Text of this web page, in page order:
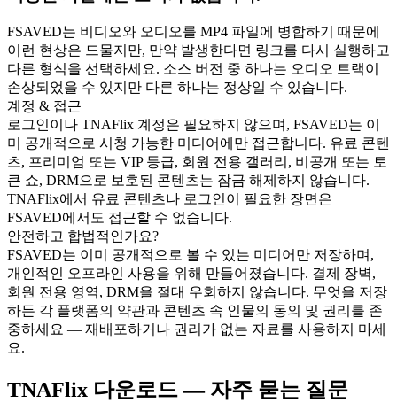
FSAVED는 비디오와 오디오를 MP4 파일에 병합하기 때문에
이런 현상은 드물지만, 만약 발생한다면 링크를 다시 실행하고
다른 형식을 선택하세요. 소스 버전 중 하나는 오디오 트랙이
손상되었을 수 있지만 다른 하나는 정상일 수 있습니다.
계정 & 접근
로그인이나 TNAFlix 계정은 필요하지 않으며, FSAVED는 이
미 공개적으로 시청 가능한 미디어에만 접근합니다. 유료 콘텐
츠, 프리미엄 또는 VIP 등급, 회원 전용 갤러리, 비공개 또는 토
큰 쇼, DRM으로 보호된 콘텐츠는 잠금 해제하지 않습니다.
TNAFlix에서 유료 콘텐츠나 로그인이 필요한 장면은
FSAVED에서도 접근할 수 없습니다.
안전하고 합법적인가요?
FSAVED는 이미 공개적으로 볼 수 있는 미디어만 저장하며,
개인적인 오프라인 사용을 위해 만들어졌습니다. 결제 장벽,
회원 전용 영역, DRM을 절대 우회하지 않습니다. 무엇을 저장
하든 각 플랫폼의 약관과 콘텐츠 속 인물의 동의 및 권리를 존
중하세요 — 재배포하거나 권리가 없는 자료를 사용하지 마세
요.
TNAFlix 다운로드 — 자주 묻는 질문